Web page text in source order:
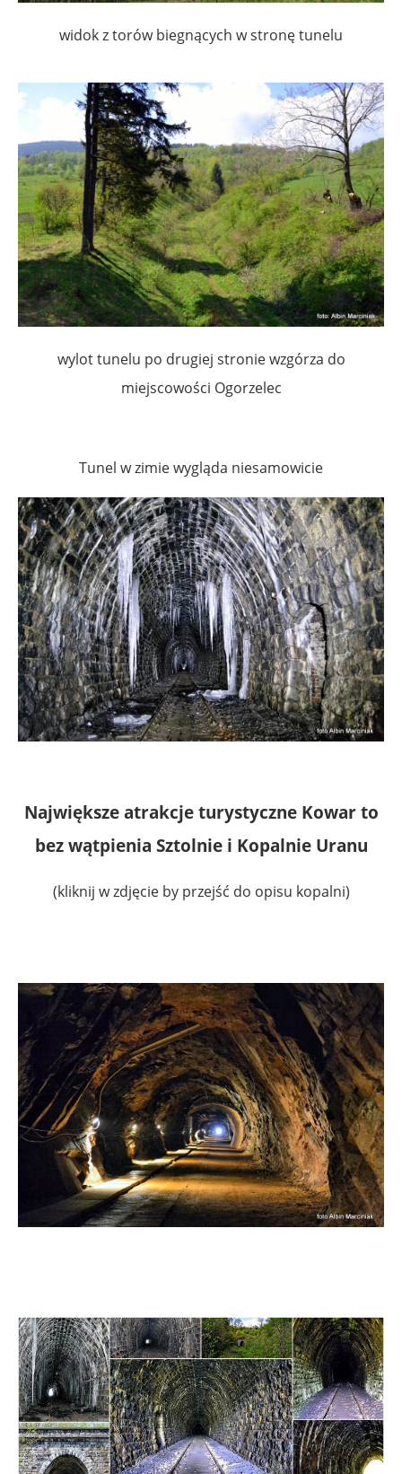
widok z torów biegnących w stronę tunelu
wylot tunelu po drugiej stronie wzgórza do
miejscowości Ogorzelec
Tunel w zimie wygląda niesamowicie
Największe atrakcje turystyczne Kowar to
bez wątpienia Sztolnie i Kopalnie Uranu
(kliknij w zdjęcie by przejść do opisu kopalni)